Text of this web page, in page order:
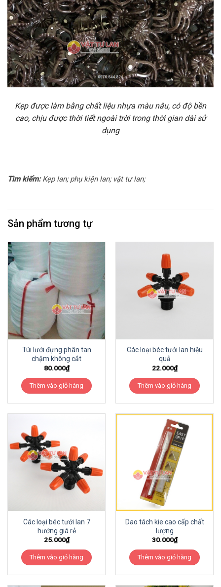
Kẹp được làm bằng chất liệu nhựa màu nâu, có độ bền
cao, chịu được thời tiết ngoài trời trong thời gian dài sử
dụng
Tìm kiếm:Kẹp lan; phụ kiện lan; vật tư lan;
Sản phẩm tương tự
Túi lưới đựng phân tan
chậm không cắt
80.000₫
Thêm vào giỏ hàng
Các loại béc tưới lan hiệu
quả
22.000₫
Thêm vào giỏ hàng
Các loại béc tưới lan 7
hướng giá rẻ
25.000₫
Thêm vào giỏ hàng
Dao tách kie cao cấp chất
lượng
30.000₫
Thêm vào giỏ hàng